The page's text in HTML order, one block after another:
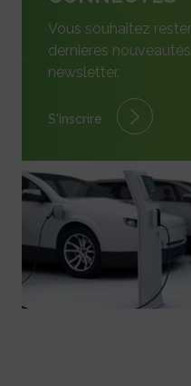
Vous souhaitez
dernières
newsletter.
S'inscrire